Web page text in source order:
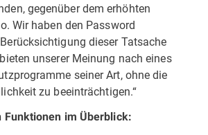
gegenüber dem erhöhten
Wir haben den Password
dieser Tatsache
unserer Meinung nach eines
seiner Art, ohne die
zu beeinträchtigen.“
Funktionen im Überblick: